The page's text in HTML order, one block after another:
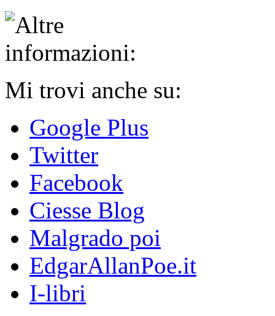
Mi trovi anche su:
Google Plus
Twitter
Facebook
Ciesse Blog
Malgrado poi
EdgarAllanPoe.it
I-libri